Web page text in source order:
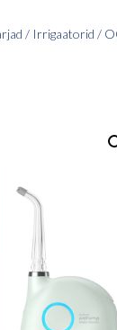
/ Irrigaatorid /